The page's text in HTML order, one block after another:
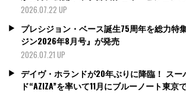
2026.07.22 UP
プレシジョン・ベース誕生75周年を総力特
ジン2026年8月号』が発売
2026.07.21 UP
デイヴ・ホランドが20年ぶりに降臨！ スー
ド“AZIZA”を率いて11月にブルーノート東京